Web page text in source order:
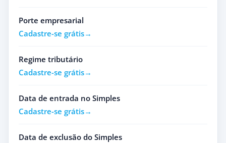
Porte empresarial
Cadastre-se grátis
Regime tributário
Cadastre-se grátis
Data de entrada no Simples
Cadastre-se grátis
Data de exclusão do Simples